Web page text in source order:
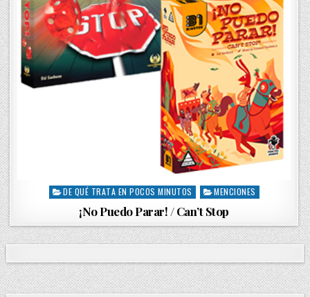
P
t
e
d
i
n
DE QUÉ TRATA EN POCOS MINUTOS MENCIONES
¡No Puedo Parar! / Can’t Stop